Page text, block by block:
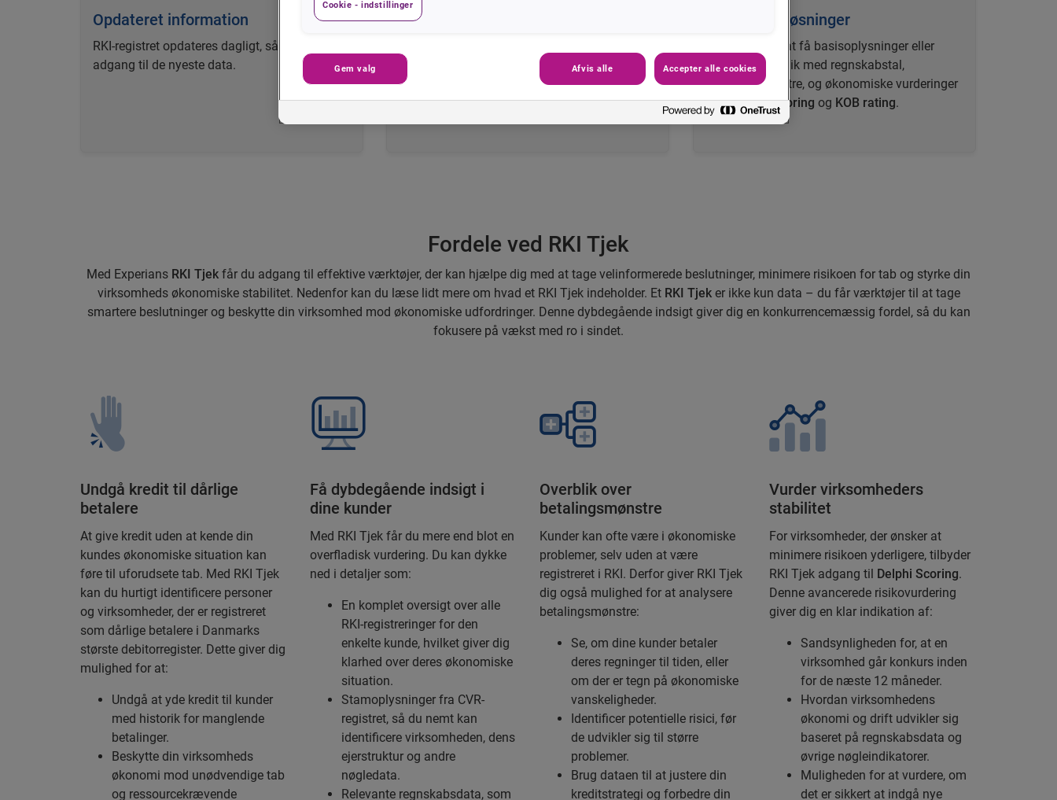
Opdateret information
RKI-registret opdateres dagligt, så du altid har
adgang til de nyeste data.
100% unik identifikation
CVR registret, hvilket sikrer præcis
identifikation af privatpersoner og
virksomheder.
Tilpassede løsninger
Du kan vælge at få basisoplysninger eller
udvide dit indblik med regnskabstal,
betalingsmønstre, og økonomiske vurderinger
somDelphi Scoring og KOB rating.
Fordele ved RKI Tjek
Med Experians RKI Tjek får du adgang til effektive værktøjer, der kan hjælpe dig med at tage velinformerede beslutninger, minimere risikoen for tab og styrke din
virksomheds økonomiske stabilitet. Nedenfor kan du læse lidt mere om hvad et RKI Tjek indeholder. Et RKI Tjeker ikke kun data – du får værktøjer til at tage
smartere beslutninger og beskytte din virksomhed mod økonomiske udfordringer. Denne dybdegående indsigt giver dig en konkurrencemæssig fordel, så du kan
fokusere på vækst med ro i sindet.
Undgå kredit til dårlige
betalere
At give kredit uden at kende din
kundes økonomiske situation kan
føre til uforudsete tab. Med RKI Tjek
kan du hurtigt identificere personer
og virksomheder, der er registreret
som dårlige betalere i Danmarks
største debitorregister. Dette giver dig
mulighed for at:
Undgå at yde kredit til kunder
med historik for manglende
betalinger.
Beskytte din virksomheds
økonomi mod unødvendige tab
og ressourcekrævende
Få dybdegående indsigt i
dine kunder
Med RKI Tjek får du mere end blot en
overfladisk vurdering. Du kan dykke
ned i detaljer som:
En komplet oversigt over alle
RKI-registreringer for den
enkelte kunde, hvilket giver dig
klarhed over deres økonomiske
situation.
Stamoplysninger fra CVR-
registret, så du nemt kan
identificere virksomheden, dens
ejerstruktur og andre
nøgledata.
Relevante regnskabsdata, som
Overblik over
betalingsmønstre
Kunder kan ofte være i økonomiske
problemer, selv uden at være
registreret i RKI. Derfor giver RKI Tjek
dig også mulighed for at analysere
betalingsmønstre:
Se, om dine kunder betaler
deres regninger til tiden, eller
om der er tegn på økonomiske
vanskeligheder.
Identificer potentielle risici, før
de udvikler sig til større
problemer.
Brug dataen til at justere din
kreditstrategi og forbedre din
Vurder virksomheders
stabilitet
For virksomheder, der ønsker at
minimere risikoen yderligere, tilbyder
RKI Tjek adgang til Delphi Scoring.
Denne avancerede risikovurdering
giver dig en klar indikation af:
Sandsynligheden for, at en
virksomhed går konkurs inden
for de næste 12 måneder.
Hvordan virksomhedens
økonomi og drift udvikler sig
baseret på regnskabsdata og
øvrige nøgleindikatorer.
Muligheden for at vurdere, om
det er sikkert at indgå nye
Cookie - indstillinger
Gem valg Afvis alle Accepter alle cookies